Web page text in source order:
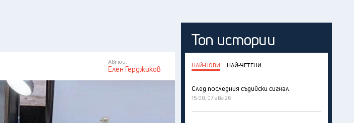
Автор:
Елен Герджиков
Топ истории
НАЙ-НОВИ НАЙ-ЧЕТЕНИ
След последния съдийски сигнал
15:00, 07 авг 26